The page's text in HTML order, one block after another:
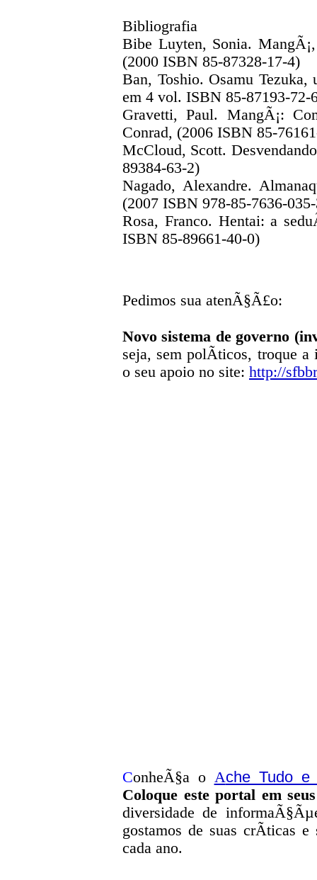
Bibliografia
Bibe Luyten, Sonia.
(2000 ISBN 85-87328-17-4)
Ban, Toshio. Osamu Tezuka,
em 4 vol. ISBN 85-87193-72-
Gravetti, Paul. MangÃ¡:
Conrad, (2006 ISBN 85-
McCloud, Scott.
89384-63-2)
Nagado, Alexandre.
(2007 ISBN 978-85-7636-
Rosa, Franco. Hentai: a
ISBN 85-89661-40-0)
Pedimos sua atenÃ§Ã£o:
Novo sistema de governo
seja, sem polÃ­ticos, troque a
o seu apoio no site: http://
ConheÃ§a o Ache Tudo e
Coloque este portal em
diversidade de
gostamos de suas crÃ­ticas
cada ano.